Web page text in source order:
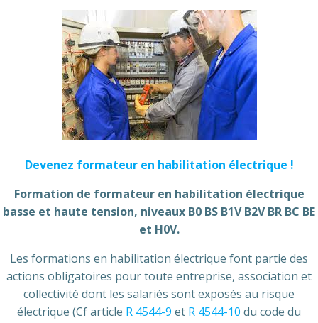
Devenez formateur en habilitation électrique !
Formation de formateur en habilitation électrique
basse et haute tension, niveaux B0 BS B1V B2V BR BC BE
et H0V.
Les formations en habilitation électrique font partie des
actions obligatoires pour toute entreprise, association et
collectivité dont les salariés sont exposés au risque
électrique (Cf article R 4544-9 et R 4544-10 du code du